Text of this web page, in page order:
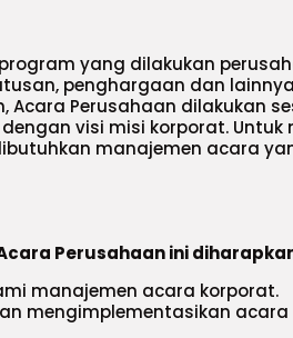
yang dilakukan
penghargaan dan
Perusahaan dilakukan
visi misi korporat.
manajemen acara
Perusahaan ini
manajemen acara korporat.
mengimplementasikan acara